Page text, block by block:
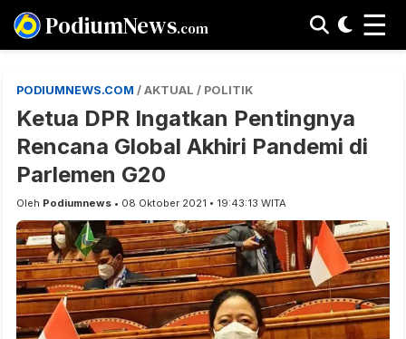
PodiumNews.com ☰
PODIUMNEWS.COM / AKTUAL / POLITIK
Ketua DPR Ingatkan Pentingnya
Rencana Global Akhiri Pandemi di
Parlemen G20
Oleh Podiumnews • 08 Oktober 2021 • 19:43:13 WITA